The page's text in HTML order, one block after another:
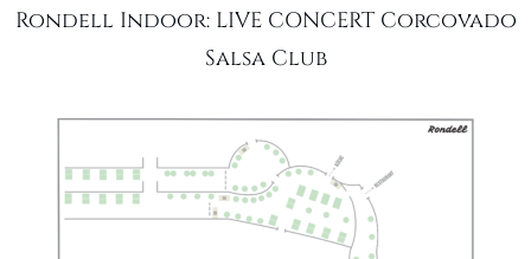
Rondell Indoor: LIVE CONCERT Corcovado
Salsa Club